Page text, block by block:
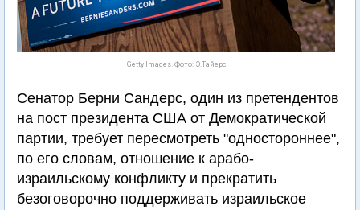
Getty Images. Фото: Э.Тайерс
Сенатор Берни Сандерс, один из претендентов
на пост президента США от Демократической
партии, требует пересмотреть "одностороннее",
по его словам, отношение к арабо-
израильскому конфликту и прекратить
безоговорочно поддерживать израильское